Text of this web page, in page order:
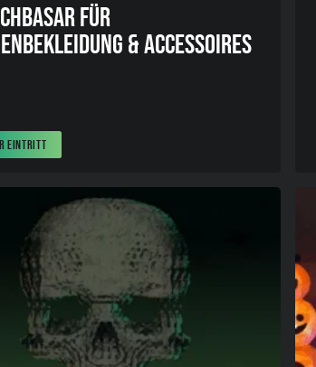
FÜR
& ACCESSOIRES
EINTRITT